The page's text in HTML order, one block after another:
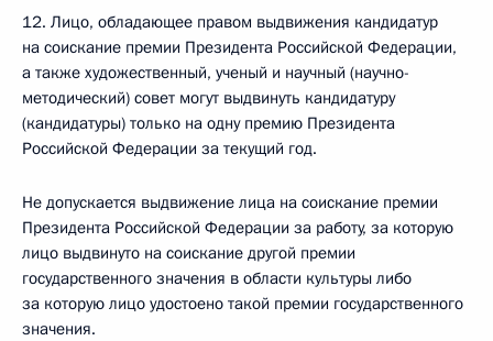
12. Лицо, обладающее правом выдвижения кандидатур
на соискание премии Президента Российской Федерации,
а также художественный, ученый и научный (научно-
методический) совет могут выдвинуть кандидатуру
(кандидатуры) только на одну премию Президента
Российской Федерации за текущий год.
Не допускается выдвижение лица на соискание премии
Президента Российской Федерации за работу, за которую
лицо выдвинуто на соискание другой премии
государственного значения в области культуры либо
за которую лицо удостоено такой премии государственного
значения.